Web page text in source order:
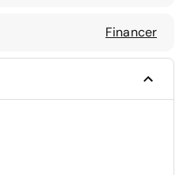
Financer